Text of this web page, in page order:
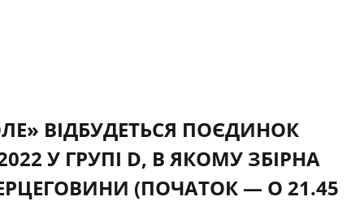
ВІДБУДЕТЬСЯ ПОЄДИНОК
У ГРУПІ D, В ЯКОМУ ЗБІРНА
(ПОЧАТОК — О 21.45